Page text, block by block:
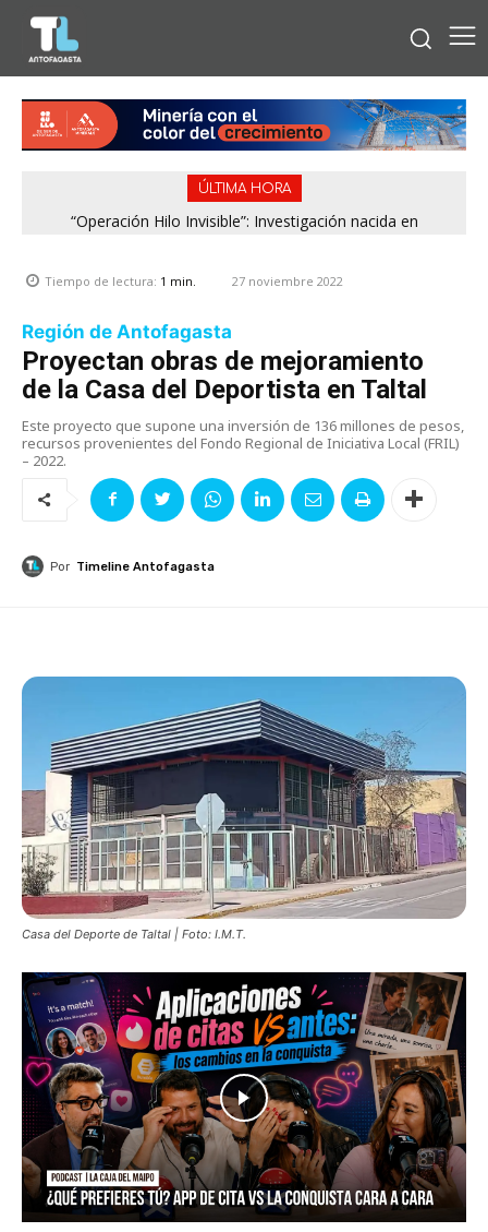
ÚLTIMA HORA
“Operación Hilo Invisible”: Investigación nacida en
Tiempo de lectura: 1 min. 27 noviembre 2022
Región de Antofagasta
Proyectan obras de mejoramiento
de la Casa del Deportista en Taltal
Este proyecto que supone una inversión de 136 millones de pesos,
recursos provenientes del Fondo Regional de Iniciativa Local (FRIL)
– 2022.
Por Timeline Antofagasta
Casa del Deporte de Taltal | Foto: I.M.T.